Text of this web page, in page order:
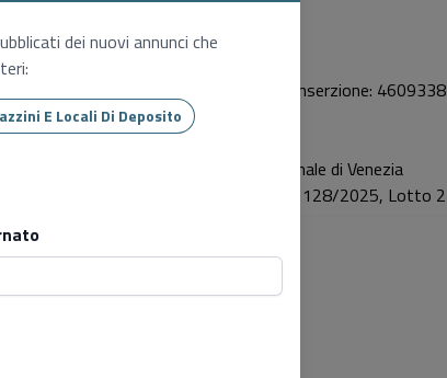
Via losson centro, 34
Codice inserzione: 4609338
Tribunale di Venezia
Proc. 128/2025, Lotto 2
e locali di deposito
dei nuovi annunci che
: Magazzini E Locali Di Deposito